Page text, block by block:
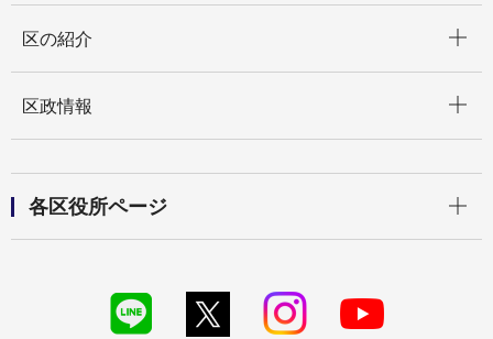
区の紹介
区政情報
各区役所ページ